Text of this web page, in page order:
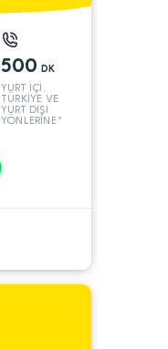
500 DK
YURT İÇİ,
TÜRKİYE VE
YURT DIŞI
YÖNLERİNE*